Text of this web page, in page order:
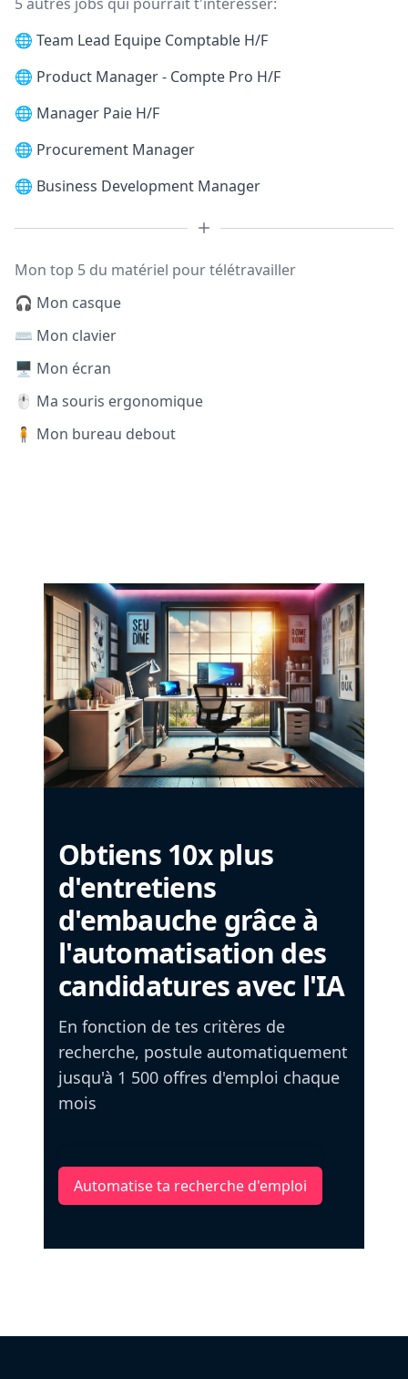
🌐 Team Lead Equipe Comptable H/F
🌐 Product Manager - Compte Pro H/F
🌐 Manager Paie H/F
🌐 Procurement Manager
🌐 Business Development Manager
Mon top 5 du matériel pour télétravailler
🎧 Mon casque
⌨️ Mon clavier
🖥️ Mon écran
🖱️ Ma souris ergonomique
🧍 Mon bureau debout
Obtiens 10x plus
d'entretiens
d'embauche grâce à
l'automatisation des
candidatures avec l'IA
En fonction de tes critères de
recherche, postule automatiquement
jusqu'à 1 500 offres d'emploi chaque
mois
Automatise ta recherche d'emploi